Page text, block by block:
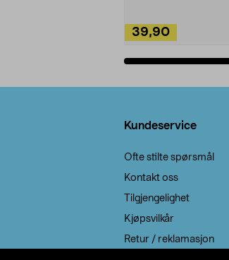
39,90
Kundeservice
Ofte stilte spørsmål
Kontakt oss
Tilgjengelighet
Kjøpsvilkår
Retur / reklamasjon